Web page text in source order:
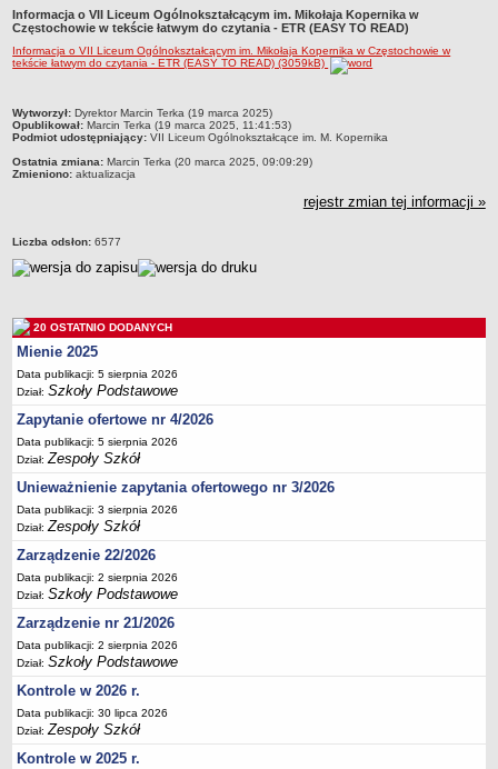
Zlikwidowane gimnazja
Przekształcone szkoły i placówki
SPECJALNE OŚRODKI SZKOLNO-WYCHOWAWCZE
Specjalny Ośrodek nr 1
Specjalny Ośrodek nr 5
Statut
Majątek
Ogłoszenie
Zarządzenia
Kontrole
Rejestry, ewidencje, archiwa
Sprawozdania
Deklaracja dostępności
PORADNIE PSYCHOLOGICZNO-PEDAGOGICZNE
Zespół Poradni
BIURO FINANSÓW OŚWIATY
Dane podstawowe
Statut
Majątek
Godziny dyżurów
Ogłoszenia
Zarządzenia
Rejestry, ewidencje, archiwa
Informacja o VII Liceum Ogólnokształcącym im. Mikołaja Kopernika w
Częstochowie w tekście łatwym do czytania - ETR (EASY TO READ)
Informacja o VII Liceum Ogólnokształcącym im. Mikołaja Kopernika w Częstochowie w
tekście łatwym do czytania - ETR (EASY TO READ) (3059kB)
metryczka
Wytworzył: Dyrektor Marcin Terka (19 marca 2025)
Opublikował: Marcin Terka (19 marca 2025, 11:41:53)
Podmiot udostępniający: VII Liceum Ogólnokształcące im. M. Kopernika
Ostatnia zmiana: Marcin Terka (20 marca 2025, 09:09:29)
Zmieniono: aktualizacja
rejestr zmian tej informacji »
Liczba odsłon: 6577
20 OSTATNIO DODANYCH
Mienie 2025
Data publikacji: 5 sierpnia 2026
Dział:Szkoły Podstawowe
Zapytanie ofertowe nr 4/2026
Data publikacji: 5 sierpnia 2026
Dział:Zespoły Szkół
Unieważnienie zapytania ofertowego nr 3/2026
Data publikacji: 3 sierpnia 2026
Dział:Zespoły Szkół
Zarządzenie 22/2026
Data publikacji: 2 sierpnia 2026
Dział:Szkoły Podstawowe
Zarządzenie nr 21/2026
Data publikacji: 2 sierpnia 2026
Dział:Szkoły Podstawowe
Kontrole w 2026 r.
Data publikacji: 30 lipca 2026
Dział:Zespoły Szkół
Kontrole w 2025 r.